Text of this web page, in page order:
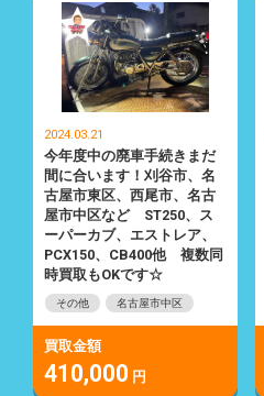
2024.03.21
今年度中の廃車手続きまだ
間に合います！刈谷市、名
古屋市東区、西尾市、名古
屋市中区など ST250、ス
ーパーカブ、エストレア、
PCX150、CB400他 複数同
時買取もOKです☆
その他 名古屋市中区
買取金額
410,000 円